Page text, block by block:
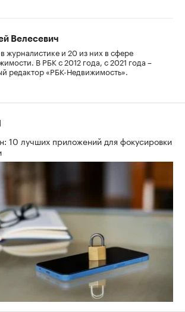
Велесевич
журналистике и 20 из них в сфере
В РБК с 2012 года, с 2021 года –
редактор «РБК-Недвижимость».
10 лучших приложений для фокусировки